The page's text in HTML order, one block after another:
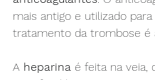
mais antigo e utilizado
tratamento da trombose é
A heparina é feita na veia,